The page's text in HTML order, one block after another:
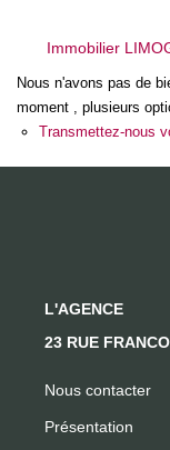
Immobilier
Nous n'avons pas de
moment , plusieurs
Transmettez-nous
L'AGENCE
23 RUE
Nous contacter
Présentation